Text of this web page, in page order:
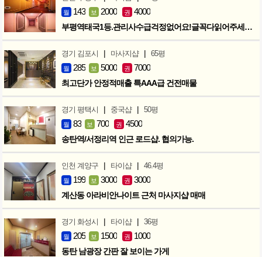
월 143 보 2000 권 4000
부평역태국1등.관리사수급걱정없어요!글꼭다읽어주세요!인수인계확실합니다
경기 김포시 | 마사지샵 | 65평
월 285 보 5000 권 7000
최고단가 안정적매출 특AAA급 건전매물
경기 평택시 | 중국샵 | 50평
월 83 보 700 권 4500
송탄역/서정리역 인근 로드샵. 협의가능.
인천 계양구 | 타이샵 | 46.4평
월 199 보 3000 권 3000
계산동 아라비안나이트 근처 마사지샵 매매
경기 화성시 | 타이샵 | 36평
월 205 보 1500 권 1000
동탄 남광장 간판 잘 보이는 가게